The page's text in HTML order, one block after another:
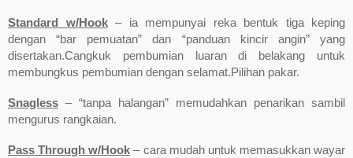
Standard w/Hook– ia mempunyai reka bentuk tiga keping
dengan “bar pemuatan” dan “panduan kincir angin” yang
disertakan.Cangkuk pembumian luaran di belakang untuk
membungkus pembumian dengan selamat.Pilihan pakar.
Snagless – “tanpa halangan” memudahkan penarikan sambil
mengurus rangkaian.
Pass Through w/Hook – cara mudah untuk memasukkan wayar